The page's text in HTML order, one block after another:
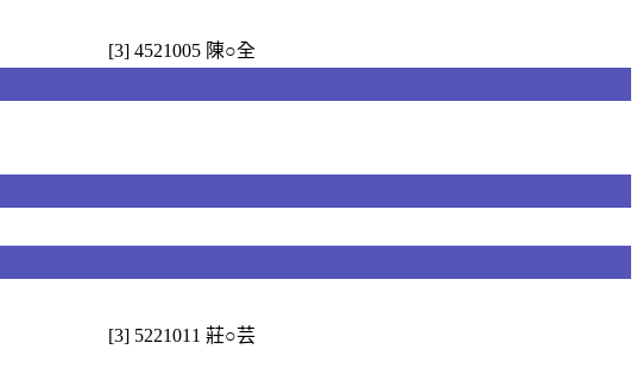
[3] 4521005 陳○全
[3] 5221011 莊○芸